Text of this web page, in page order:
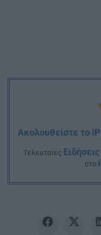
Ακολουθείστε το
Tελευταίες Ειδήσεις
στο